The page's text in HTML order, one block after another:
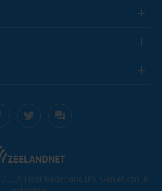
DELTA Fiber Nederland B.V. Geniet van je